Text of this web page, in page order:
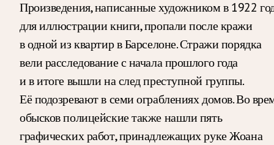
Произведения, написанные художником в 1922
для иллюстрации книги, пропали после кражи
в одной из квартир в Барселоне. Стражи порядка
вели расследование с начала прошлого года
и в итоге вышли на след преступной группы.
Её подозревают в семи ограблениях домов. Во
обысков полицейские также нашли пять
графических работ, принадлежащих руке Жоана